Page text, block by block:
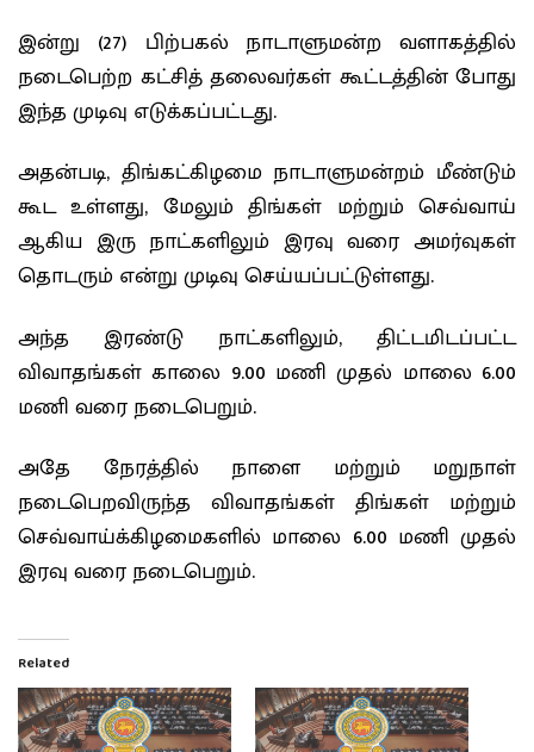
இன்று (27) பிற்பகல் நாடாளுமன்ற வளாகத்தில்
நடைபெற்ற கட்சித் தலைவர்கள் கூட்டத்தின் போது
இந்த முடிவு எடுக்கப்பட்டது.
அதன்படி, திங்கட்கிழமை நாடாளுமன்றம் மீண்டும்
கூட உள்ளது, மேலும் திங்கள் மற்றும் செவ்வாய்
ஆகிய இரு நாட்களிலும் இரவு வரை அமர்வுகள்
தொடரும் என்று முடிவு செய்யப்பட்டுள்ளது.
அந்த இரண்டு நாட்களிலும், திட்டமிடப்பட்ட
விவாதங்கள் காலை 9.00 மணி முதல் மாலை 6.00
மணி வரை நடைபெறும்.
அதே நேரத்தில் நாளை மற்றும் மறுநாள்
நடைபெறவிருந்த விவாதங்கள் திங்கள் மற்றும்
செவ்வாய்க்கிழமைகளில் மாலை 6.00 மணி முதல்
இரவு வரை நடைபெறும்.
Related